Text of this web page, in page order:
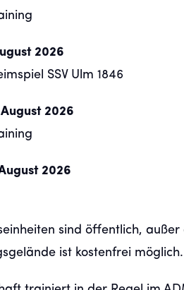
2026
SSV Ulm 1846
2026
2026
sind öffentlich,
ist kostenfrei möglich.